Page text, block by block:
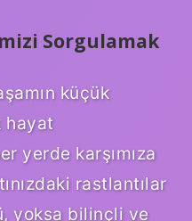
Sorgulamak
küçük
hayat
yerde karşımıza
rastlantılar
yoksa bilinçli ve